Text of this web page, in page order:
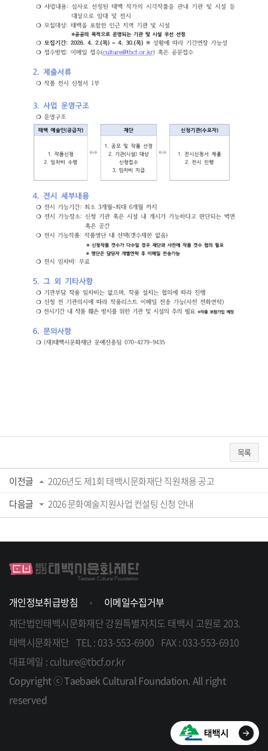
목록
이전글
2026년도 제1회 태백시문화재단 직원채용 공고
다음글
2026 문화예술지원사업 컨설팅 신청 안내
개인정보취급방침
이메일수집거부
재단법인태백시문화재단강원특별자치도 태백시 고원로 203.
태백시문화재단 TEL : 033-553-6900 FAX : 033-553-6910
대표메일 : culture@tbcf.or.kr
Copyright ⓒ Taebaek Cultural Foundation. All right
reserved